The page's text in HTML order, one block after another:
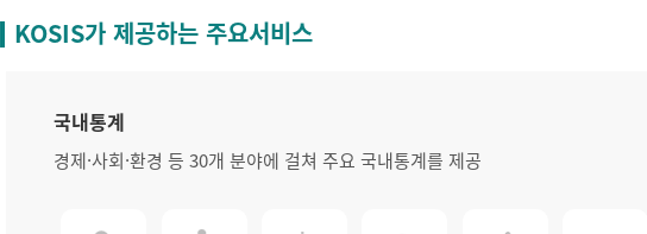
KOSIS가 제공하는 주요서비스
국내통계
경제·사회·환경 등 30개 분야에 걸쳐 주요 국내통계를 제공